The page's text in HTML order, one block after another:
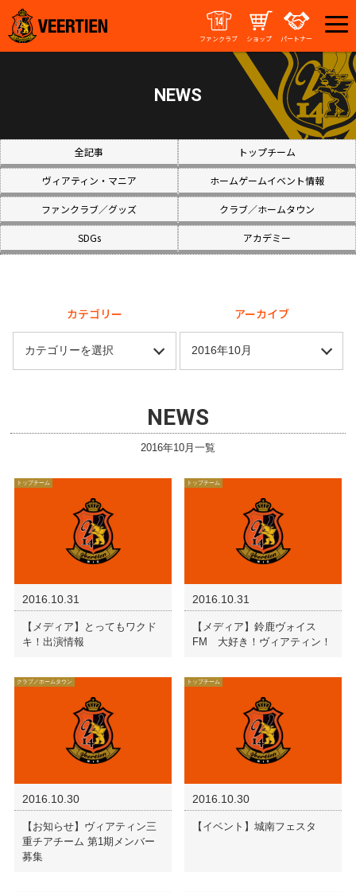
ファンクラブ ショップ パートナー
NEWS
全記事 トップチーム
ヴィアティン・マニア ホームゲームイベント情報
ファンクラブ／グッズ クラブ／ホームタウン
SDGs アカデミー
カテゴリー アーカイブ
NEWS
2016年10月一覧
トップチーム
2016.10.31
【メディア】とってもワクド
キ！出演情報
トップチーム
2016.10.31
【メディア】鈴鹿ヴォイス
FM 大好き！ヴィアティン！
クラブ／ホームタウン
2016.10.30
【お知らせ】ヴィアティン三
重チアチーム 第1期メンバー
募集
トップチーム
2016.10.30
【イベント】城南フェスタ